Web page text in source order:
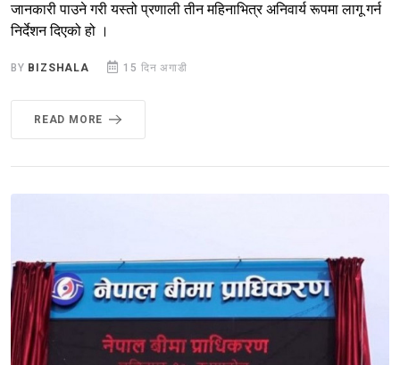
जानकारी पाउने गरी यस्तो प्रणाली तीन महिनाभित्र अनिवार्य रूपमा लागू गर्न
निर्देशन दिएको हो ।
BY BIZSHALA 15 दिन अगाडी
READ MORE